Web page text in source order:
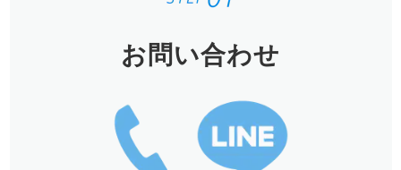
お問い合わせ